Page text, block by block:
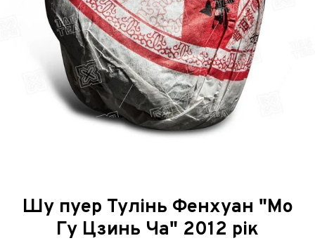
Шу пуер Тулінь Фенхуан "Мо
Гу Цзинь Ча" 2012 рік